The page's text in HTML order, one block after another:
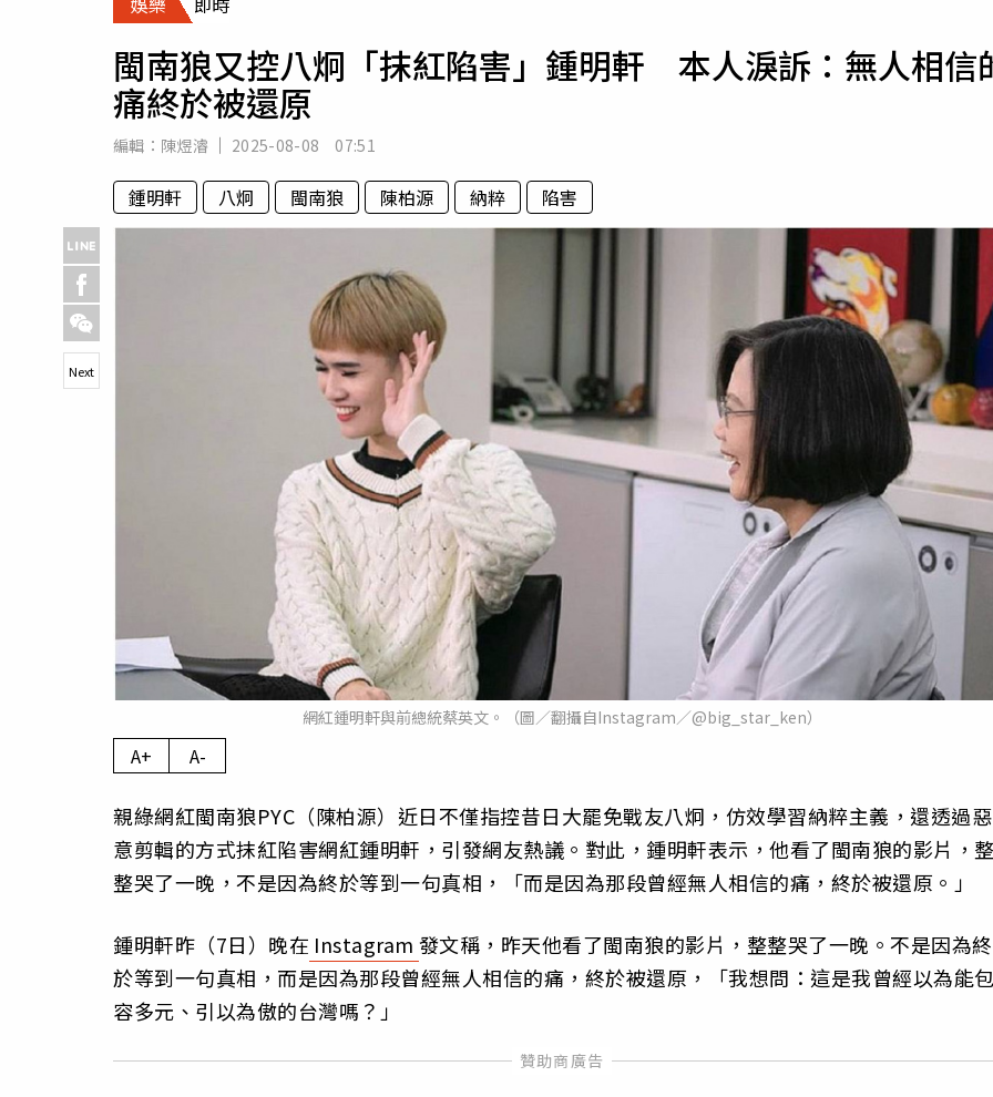
專欄
運勢
閩南狼又控八炯「抹紅陷害」鍾明軒 本人淚訴：無人相信
痛終於被還原
編輯： 陳煜濬 2025-08-08 07:51
鍾明軒 八炯 閩南狼 陳柏源 納粹 陷害
網紅鍾明軒與前總統蔡英文。（圖／翻攝自Instagram／@big_star_ken）
Next
A+ A-
親綠網紅閩南狼PYC（陳柏源）近日不僅指控昔日大罷免戰友八炯，仿效學習納粹主義，還透過惡
意剪輯的方式抹紅陷害網紅鍾明軒，引發網友熱議。對此，鍾明軒表示，他看了閩南狼的影片，
整哭了一晚，不是因為終於等到一句真相，「而是因為那段曾經無人相信的痛，終於被還原。」
鍾明軒昨（7日）晚在 Instagram 發文稱，昨天他看了閩南狼的影片，整整哭了一晚。不是因為終
於等到一句真相，而是因為那段曾經無人相信的痛，終於被還原，「我想問：這是我曾經以為能
容多元、引以為傲的台灣嗎？」